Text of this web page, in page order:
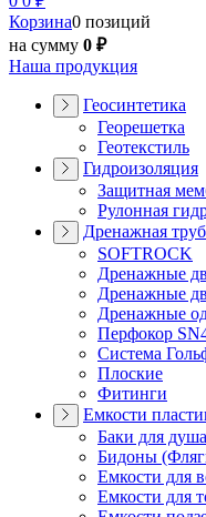
Корзина0 позиций
на сумму 0 ₽
Наша продукция
Геосинтетика
Георешетка
Геотекстиль
Гидроизоляция
Защитная
Рулонная
Дренажная
SOFTROCK
Дренажные
Дренажные
Дренажные
Перфокор
Система
Плоские
Фитинги
Емкости
Баки для душа
Бидоны
Емкости для
Емкости для